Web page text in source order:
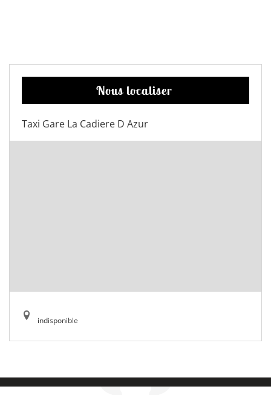
Nous localiser
Taxi Gare La Cadiere D Azur
indisponible